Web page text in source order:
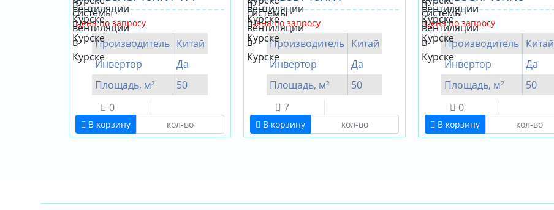
Цена по запросу
Производитель Китай
Инвертор
Да
Площадь, м²
50
0
В корзину
Цена по запросу
Производитель Китай
Инвертор
Да
Площадь, м²
50
7
В корзину
Цена по запросу
Производитель Китай
Инвертор
Да
Площадь, м²
50
0
В корзину